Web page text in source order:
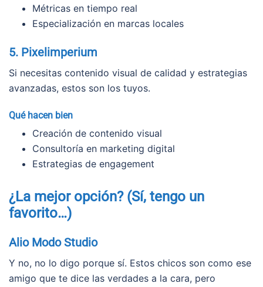
Métricas en tiempo real
Especialización en marcas locales
5. Pixelimperium
Si necesitas contenido visual de calidad y estrategias
avanzadas, estos son los tuyos.
Qué hacen bien
Creación de contenido visual
Consultoría en marketing digital
Estrategias de engagement
¿La mejor opción? (Sí, tengo un
favorito…)
Alio Modo Studio
Y no, no lo digo porque sí. Estos chicos son como ese
amigo que te dice las verdades a la cara, pero